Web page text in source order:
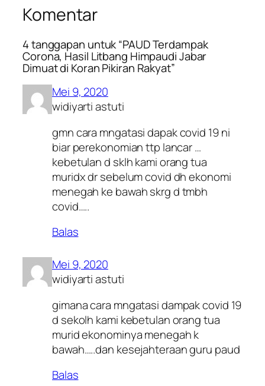
Komentar
4 tanggapan untuk “PAUD Terdampak
Corona, Hasil Litbang Himpaudi Jabar
Dimuat di Koran Pikiran Rakyat”
Mei 9, 2020
widiyarti astuti
gmn cara mngatasi dapak covid 19 ni
biar perekonomian ttp lancar …
kebetulan d sklh kami orang tua
muridx dr sebelum covid dh ekonomi
menegah ke bawah skrg d tmbh
covid…..
Balas
Mei 9, 2020
widiyarti astuti
gimana cara mngatasi dampak covid 19
d sekolh kami kebetulan orang tua
murid ekonominya menegah k
bawah…..dan kesejahteraan guru paud
Balas